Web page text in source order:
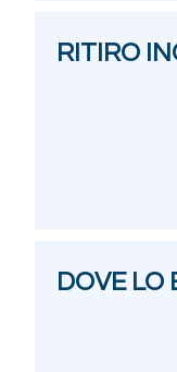
RITIRO
DOVE LO